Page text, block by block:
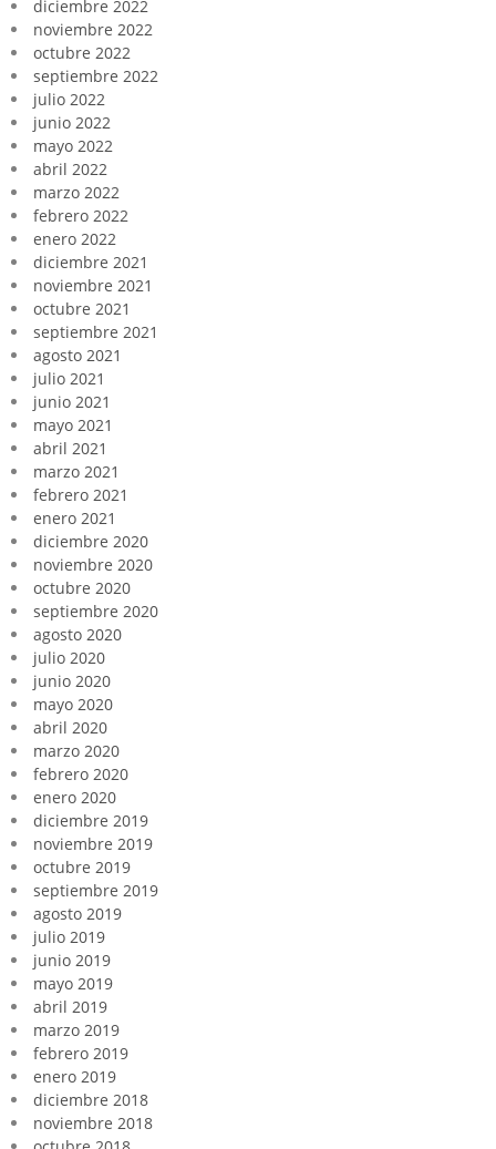
diciembre 2022
noviembre 2022
octubre 2022
septiembre 2022
julio 2022
junio 2022
mayo 2022
abril 2022
marzo 2022
febrero 2022
enero 2022
diciembre 2021
noviembre 2021
octubre 2021
septiembre 2021
agosto 2021
julio 2021
junio 2021
mayo 2021
abril 2021
marzo 2021
febrero 2021
enero 2021
diciembre 2020
noviembre 2020
octubre 2020
septiembre 2020
agosto 2020
julio 2020
junio 2020
mayo 2020
abril 2020
marzo 2020
febrero 2020
enero 2020
diciembre 2019
noviembre 2019
octubre 2019
septiembre 2019
agosto 2019
julio 2019
junio 2019
mayo 2019
abril 2019
marzo 2019
febrero 2019
enero 2019
diciembre 2018
noviembre 2018